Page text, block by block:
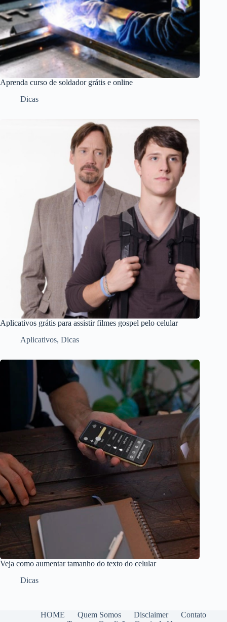
Aprenda curso de soldador grátis e online
Dicas
Aplicativos grátis para assistir filmes gospel pelo celular
Aplicativos, Dicas
Veja como aumentar tamanho do texto do celular
Dicas
HOME Quem Somos Disclaimer
Contato